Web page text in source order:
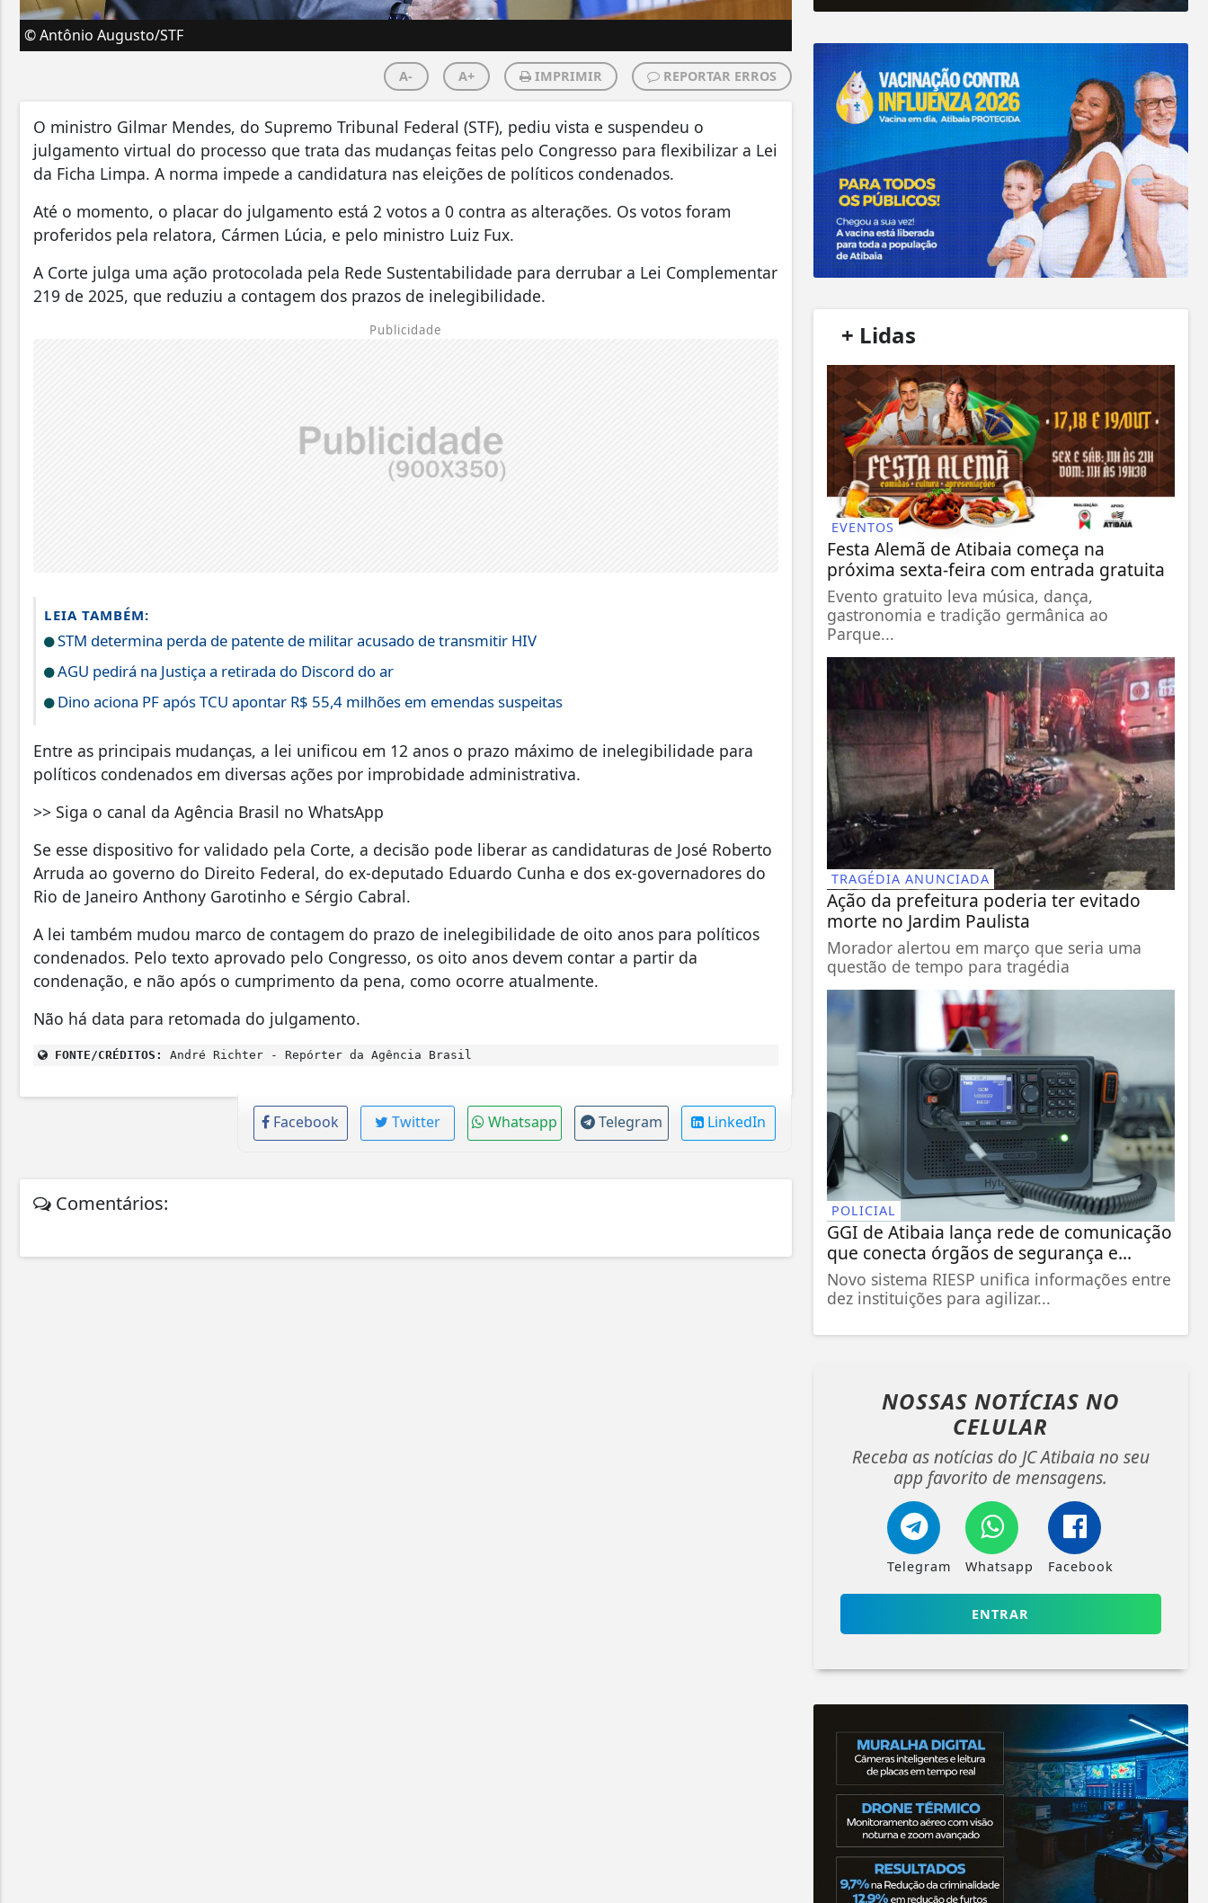
© Antônio Augusto/STF
A- A+ IMPRIMIR REPORTAR ERROS
O ministro Gilmar Mendes, do Supremo Tribunal Federal (STF), pediu vista e suspendeu o
julgamento virtual do processo que trata das mudanças feitas pelo Congresso para flexibilizar a Lei
da Ficha Limpa. A norma impede a candidatura nas eleições de políticos condenados.
Até o momento, o placar do julgamento está 2 votos a 0 contra as alterações. Os votos foram
proferidos pela relatora, Cármen Lúcia, e pelo ministro Luiz Fux.
A Corte julga uma ação protocolada pela Rede Sustentabilidade para derrubar a Lei Complementar
219 de 2025, que reduziu a contagem dos prazos de inelegibilidade.
Publicidade
LEIA TAMBÉM:
STM determina perda de patente de militar acusado de transmitir HIV
AGU pedirá na Justiça a retirada do Discord do ar
Dino aciona PF após TCU apontar R$ 55,4 milhões em emendas suspeitas
Entre as principais mudanças, a lei unificou em 12 anos o prazo máximo de inelegibilidade para
políticos condenados em diversas ações por improbidade administrativa.
>> Siga o canal da Agência Brasil no WhatsApp
Se esse dispositivo for validado pela Corte, a decisão pode liberar as candidaturas de José Roberto
Arruda ao governo do Direito Federal, do ex-deputado Eduardo Cunha e dos ex-governadores do
Rio de Janeiro Anthony Garotinho e Sérgio Cabral.
A lei também mudou marco de contagem do prazo de inelegibilidade de oito anos para políticos
condenados. Pelo texto aprovado pelo Congresso, os oito anos devem contar a partir da
condenação, e não após o cumprimento da pena, como ocorre atualmente.
Não há data para retomada do julgamento.
FONTE/CRÉDITOS: André Richter - Repórter da Agência Brasil
Facebook Twitter Whatsapp Telegram LinkedIn
Comentários:
+ Lidas
EVENTOS
Festa Alemã de Atibaia começa na
próxima sexta-feira com entrada gratuita
Evento gratuito leva música, dança,
gastronomia e tradição germânica ao
Parque...
TRAGÉDIA ANUNCIADA
Ação da prefeitura poderia ter evitado
morte no Jardim Paulista
Morador alertou em março que seria uma
questão de tempo para tragédia
POLICIAL
GGI de Atibaia lança rede de comunicação
que conecta órgãos de segurança e...
Novo sistema RIESP unifica informações entre
dez instituições para agilizar...
NOSSAS NOTÍCIAS NO
CELULAR
Receba as notícias do JC Atibaia no seu
app favorito de mensagens.
Telegram Whatsapp Facebook
ENTRAR